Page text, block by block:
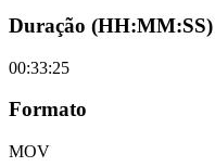
Duração (HH:MM:SS)
00:33:25
Formato
MOV